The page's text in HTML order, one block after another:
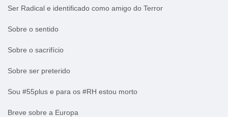
Ser Radical e identificado como amigo do Terror
Sobre o sentido
Sobre o sacrifício
Sobre ser preterido
Sou #55plus e para os #RH estou morto
Breve sobre a Europa